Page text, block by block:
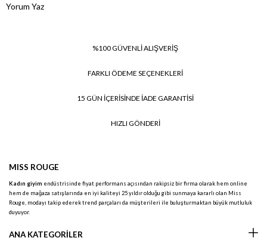
Yorum Yaz
%100 GÜVENLİ ALIŞVERİŞ
FARKLI ÖDEME SEÇENEKLERİ
15 GÜN İÇERİSİNDE İADE GARANTİSİ
HIZLI GÖNDERİ
MISS ROUGE
Kadın giyim endüstrisinde fiyat performans açısından rakipsiz bir firma olarak hem online
hem de mağaza satışlarında en iyi kaliteyi 25 yıldır olduğu gibi sunmaya kararlı olan Miss
Rouge, modayı takip ederek trend parçaları da müşterileri ile buluşturmaktan büyük mutluluk
duyuyor.
ANA KATEGORİLER